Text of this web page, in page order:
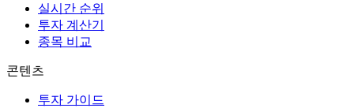
실시간 순위
투자 계산기
종목 비교
콘텐츠
투자 가이드